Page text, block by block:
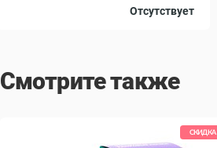
Отсутствует
Смотрите также
СКИДКА